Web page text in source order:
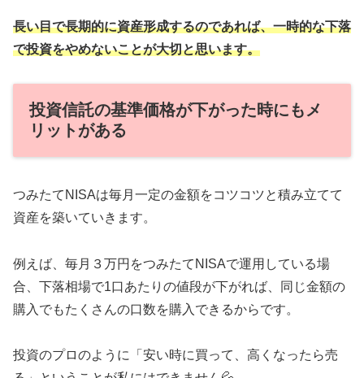
長い目で長期的に資産形成するのであれば、一時的な下落
で投資をやめないことが大切と思います。
投資信託の基準価格が下がった時にもメ
リットがある
つみたてNISAは毎月一定の金額をコツコツと積み立てて
資産を築いていきます。
例えば、毎月３万円をつみたてNISAで運用している場
合、下落相場で1口あたりの値段が下がれば、同じ金額の
購入でもたくさんの口数を購入できるからです。
投資のプロのように「安い時に買って、高くなったら売